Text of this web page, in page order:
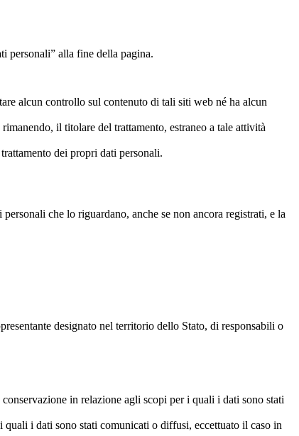
personali” alla fine della pagina.
alcun controllo sul contenuto di tali siti web né ha alcun
il titolare del trattamento, estraneo a tale attività
dei propri dati personali.
che lo riguardano, anche se non ancora registrati, e la
designato nel territorio dello Stato, di responsabili o
in relazione agli scopi per i quali i dati sono stati
quali i dati sono stati comunicati o diffusi, eccettuato il caso in